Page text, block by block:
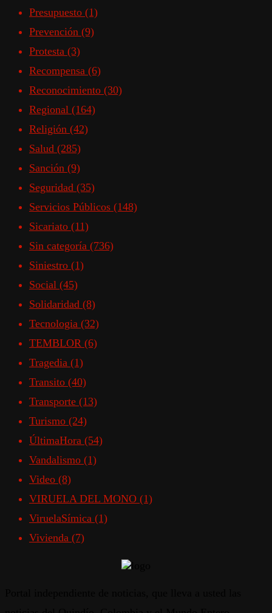
Presupuesto (1)
Prevención (9)
Protesta (3)
Recompensa (6)
Reconocimiento (30)
Regional (164)
Religión (42)
Salud (285)
Sanción (9)
Seguridad (35)
Servicios Públicos (148)
Sicariato (11)
Sin categoría (736)
Siniestro (1)
Social (45)
Solidaridad (8)
Tecnologia (32)
TEMBLOR (6)
Tragedia (1)
Transito (40)
Transporte (13)
Turismo (24)
ÚltimaHora (54)
Vandalismo (1)
Video (8)
VIRUELA DEL MONO (1)
ViruelaSímica (1)
Vivienda (7)